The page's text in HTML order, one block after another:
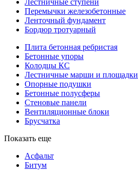
Лестничные ступени
Перемычки железобетонные
Ленточный фундамент
Бордюр тротуарный
Плита бетонная ребристая
Бетонные упоры
Колодцы КС
Лестничные марши и площадки
Опорные подушки
Бетонные полусферы
Стеновые панели
Вентиляционные блоки
Брусчатка
Показать еще
Асфальт
Битум